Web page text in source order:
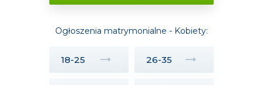
Ogłoszenia matrymonialne - Kobiety:
18-25 26-35